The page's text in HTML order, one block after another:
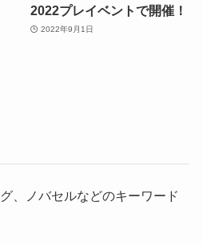
2022プレイベントで開催！
2022年9月1日
、ノバセルなどのキーワード